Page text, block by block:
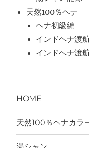
天然100％ヘナ
ヘナ初級編
インドヘナ渡
インドヘナ渡
HOME
天然100％ヘナカラ